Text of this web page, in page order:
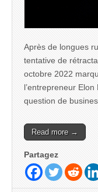
Après de longues
tentative de
octobre 2022
l’entrepreneur
question de
Read more →
Partagez